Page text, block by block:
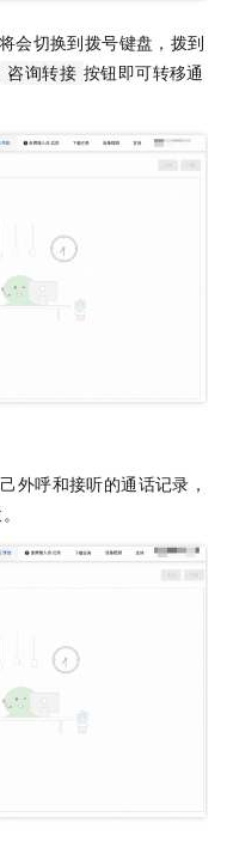
将会切换到拨号键盘，拨到
咨询转接 按钮即可转移通
外呼和接听的通话记录，